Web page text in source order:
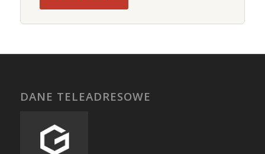
DANE TELEADRESOWE